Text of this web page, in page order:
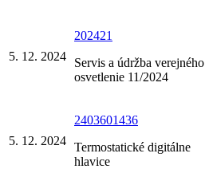
5. 12. 2024
202421
Servis a údržba verejného
osvetlenie 11/2024
5. 12. 2024
2403601436
Termostatické digitálne
hlavice